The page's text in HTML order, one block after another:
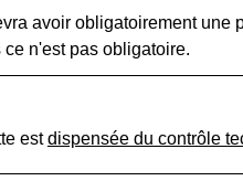
avoir obligatoirement
n'est pas obligatoire.
estdispensée du contrôle